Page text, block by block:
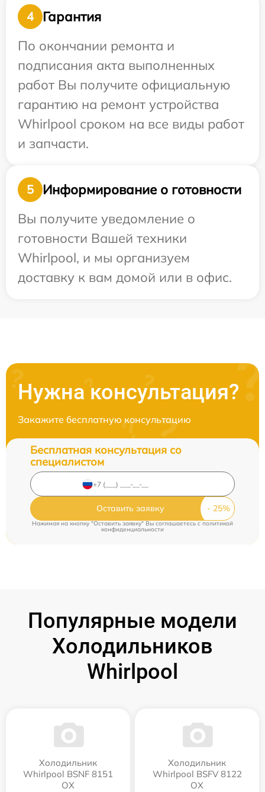
4
Гарантия
По окончании ремонта и
подписания акта выполненных
работ Вы получите официальную
гарантию на ремонт устройства
Whirlpool сроком на все виды работ
и запчасти.
5
Информирование о готовности
Вы получите уведомление о
готовности Вашей техники
Whirlpool, и мы организуем
доставку к вам домой или в офис.
Нужна консультация?
Закажите бесплатную консультацию
Бесплатная консультация со
специалистом
Оставить заявку
Нажимая на кнопку "Оставить заявку" Вы соглашаетесь c политикой
конфиденциальности
Популярные модели
Холодильников
Whirlpool
Холодильник
Whirlpool BSNF 8151
OX
Холодильник
Whirlpool BSFV 8122
OX